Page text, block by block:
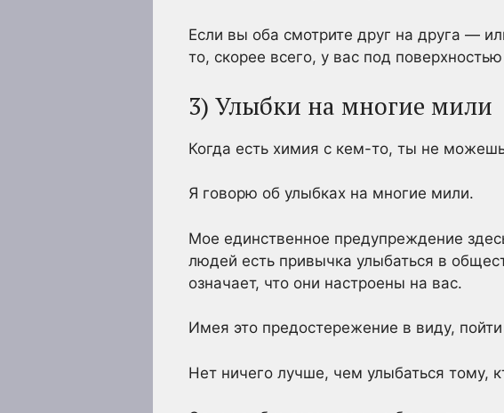
Если вы оба смотрите друг на друга —
то, скорее всего, у вас под
3) Улыбки на многие мили
Когда есть химия с кем-то, ты не
Я говорю об улыбках на многие мили.
Мое единственное предупреждение
людей есть привычка улыбаться в
означает, что они настроены на вас.
Имея это предостережение в виду, пойти
Нет ничего лучше, чем улыбаться тому,